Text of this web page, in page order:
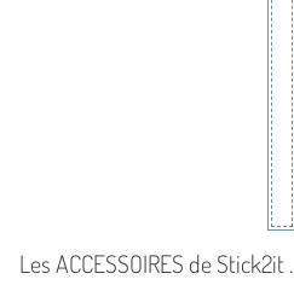
Les ACCESSOIRES de Stick2it .